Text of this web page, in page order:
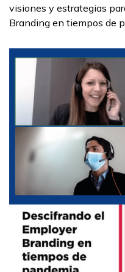
visiones y estrategias
Branding en tiempos de